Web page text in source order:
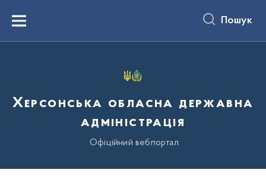
вмістуMenu Пошук
Херсонська обласна державна
адміністрація
Офіційний вебпортал